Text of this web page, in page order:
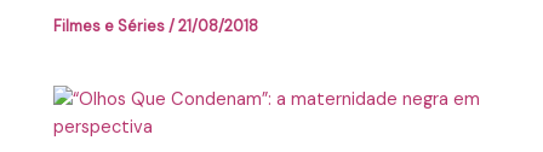
Filmes e Séries/21/08/2018